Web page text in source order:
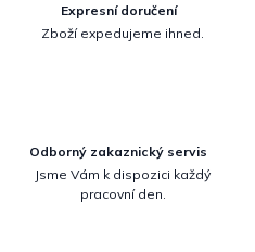
Expresní doručení
Zboží expedujeme ihned.
Odborný zakaznický servis
Jsme Vám k dispozici každý
pracovní den.